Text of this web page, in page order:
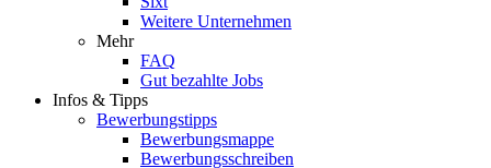
Weitere Unternehmen
Mehr
FAQ
Gut bezahlte Jobs
Infos & Tipps
Bewerbungstipps
Bewerbungsmappe
Bewerbungsschreiben